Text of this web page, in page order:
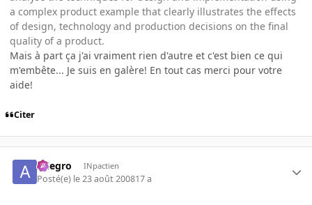
a complex product example that clearly illustrates the effects
of design, technology and production decisions on the final
quality of a product.
Mais à part ça j'ai vraiment rien d'autre et c'est bien ce qui
m'embête... Je suis en galère! En tout cas merci pour votre
aide!
Citer
Allegro INpactien
Posté(e) le 23 août 200817 a